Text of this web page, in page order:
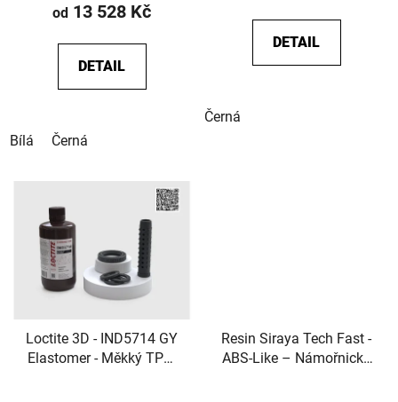
od 13 528 Kč
DETAIL
Bílá Černá
DETAIL
Černá
Loctite 3D - IND5714 GY
Elastomer - Měkký TPO-
Resin Siraya Tech Fast -
ABS-Like – Námořnická